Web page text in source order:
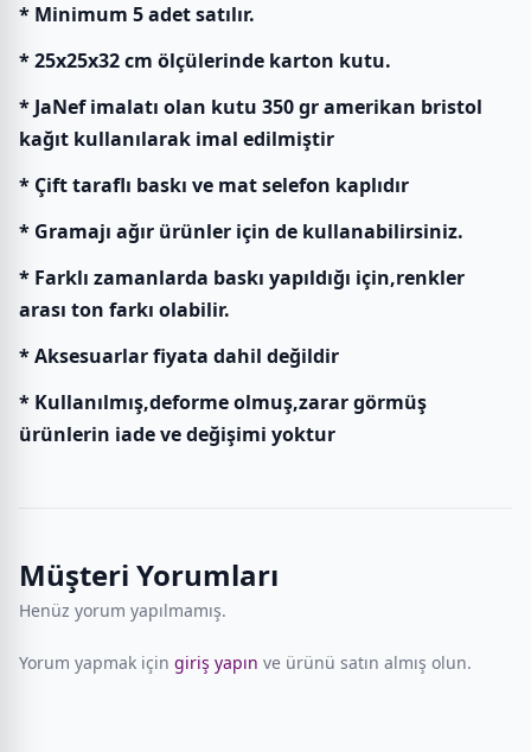
* Minimum 5 adet satılır.
* 25x25x32 cm ölçülerinde karton kutu.
* JaNef imalatı olan kutu 350 gr amerikan bristol
kağıt kullanılarak imal edilmiştir
* Çift taraflı baskı ve mat selefon kaplıdır
* Gramajı ağır ürünler için de kullanabilirsiniz.
* Farklı zamanlarda baskı yapıldığı için,renkler
arası ton farkı olabilir.
* Aksesuarlar fiyata dahil değildir
* Kullanılmış,deforme olmuş,zarar görmüş
ürünlerin iade ve değişimi yoktur
Müşteri Yorumları
Henüz yorum yapılmamış.
Yorum yapmak için giriş yapın ve ürünü satın almış olun.